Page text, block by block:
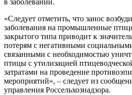
в заболевании.
«Следует отметить, что занос
заболевания на промышленные
закрытого типа приводит к
потерям с негативными
связанными с необходимостью
птицы с утилизацией
затратами на проведение
мероприятий», – следует из
управления Россельхознадзора.